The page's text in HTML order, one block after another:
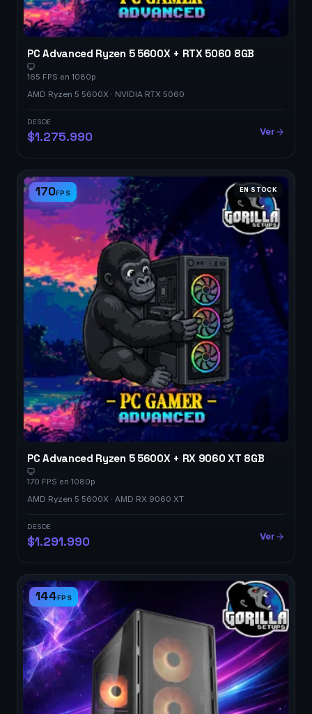
PC Advanced Ryzen 5 5600X + RTX 5060 8GB
165 FPS en 1080p
AMD Ryzen 5 5600X · NVIDIA RTX 5060
DESDE
$1.275.990 Ver
170FPS EN STOCK
PC Advanced Ryzen 5 5600X + RX 9060 XT 8GB
170 FPS en 1080p
AMD Ryzen 5 5600X · AMD RX 9060 XT
DESDE
$1.291.990 Ver
144FPS